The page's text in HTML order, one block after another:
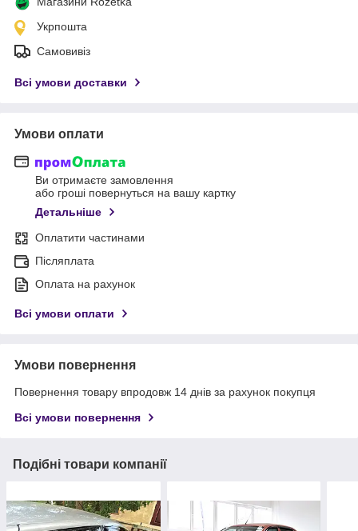
Укрпошта
Самовивіз
Всі умови доставки
Умови оплати
Ви отримаєте замовлення
або гроші повернуться на вашу картку
Детальніше
Оплатити частинами
Післяплата
Оплата на рахунок
Всі умови оплати
Умови повернення
Повернення товару впродовж 14 днів за рахунок покупця
Всі умови повернення
Подібні товари компанії